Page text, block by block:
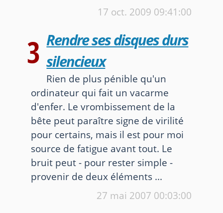
17 oct. 2009 09:41:00
3 Rendre ses disques durs
silencieux
Rien de plus pénible qu'un
ordinateur qui fait un vacarme
d'enfer. Le vrombissement de la
bête peut paraître signe de virilité
pour certains, mais il est pour moi
source de fatigue avant tout. Le
bruit peut - pour rester simple -
provenir de deux éléments ...
27 mai 2007 00:03:00